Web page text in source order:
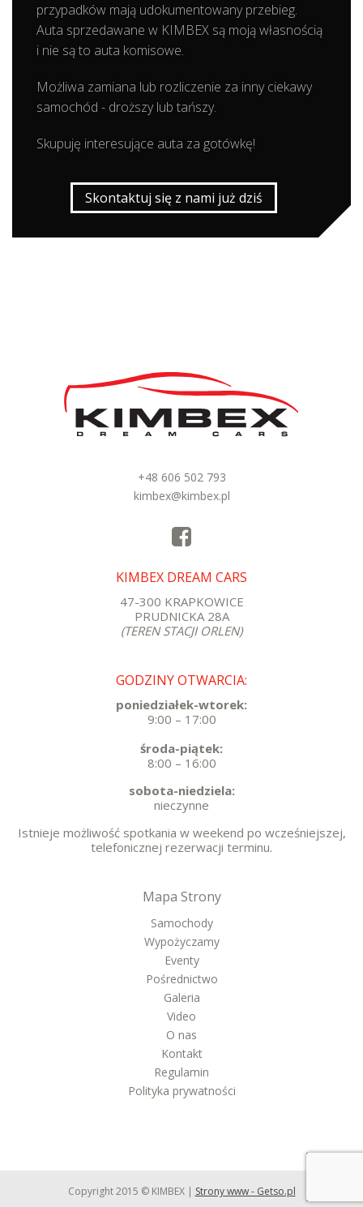
przypadków mają udokumentowany przebieg.
Auta sprzedawane w KIMBEX są moją własnością
i nie są to auta komisowe.
Możliwa zamiana lub rozliczenie za inny ciekawy
samochód - droższy lub tańszy.
Skupuję interesujące auta za gotówkę!
Skontaktuj się z nami już dziś
+48 606 502 793
kimbex@kimbex.pl
KIMBEX DREAM CARS
47-300 KRAPKOWICE
PRUDNICKA 28A
(TEREN STACJI ORLEN)
GODZINY OTWARCIA:
poniedziałek-wtorek:
9:00 – 17:00
środa-piątek:
8:00 – 16:00
sobota-niedziela:
nieczynne
Istnieje możliwość spotkania w weekend po wcześniejszej,
telefonicznej rezerwacji terminu.
Mapa Strony
Samochody
Wypożyczamy
Eventy
Pośrednictwo
Galeria
Video
O nas
Kontakt
Regulamin
Polityka prywatności
Copyright 2015 © KIMBEX | Strony www - Getso.pl